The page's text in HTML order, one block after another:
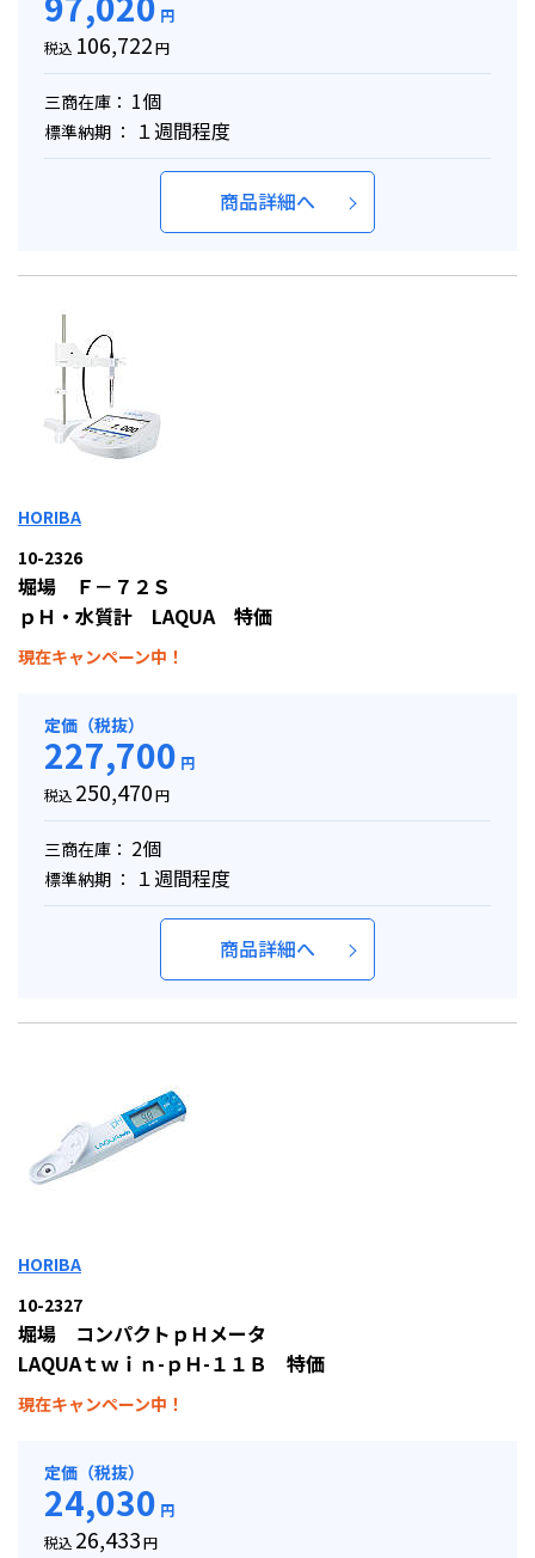
円
税込 106,722円
三商在庫： 1個
標準納期 ： １週間程度
商品詳細へ
HORIBA
10-2326
堀場 Ｆ－７２Ｓ
ｐＨ・水質計 LAQUA 特価
現在キャンペーン中！
定価（税抜）
227,700 円
税込 250,470円
三商在庫： 2個
標準納期 ： １週間程度
商品詳細へ
HORIBA
10-2327
堀場 コンパクトｐＨメータ
LAQUAｔｗｉｎ-ｐＨ-１１Ｂ 特価
現在キャンペーン中！
定価（税抜）
24,030 円
税込 26,433円